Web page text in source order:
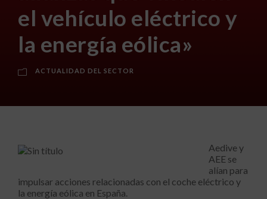
el vehículo eléctrico y
la energía eólica»
ACTUALIDAD DEL SECTOR
Aedive y
AEE se
alían para
impulsar acciones relacionadas con el coche eléctrico y
la energía eólica en España.